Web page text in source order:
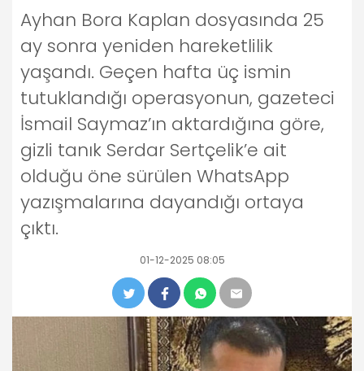
Ayhan Bora Kaplan dosyasında 25
ay sonra yeniden hareketlilik
yaşandı. Geçen hafta üç ismin
tutuklandığı operasyonun, gazeteci
İsmail Saymaz’ın aktardığına göre,
gizli tanık Serdar Sertçelik’e ait
olduğu öne sürülen WhatsApp
yazışmalarına dayandığı ortaya
çıktı.
01-12-2025 08:05